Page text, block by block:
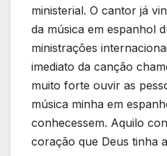
ministerial. O cantor já
da música em espanhol
ministrações
imediato da canção
muito forte ouvir as
música minha em
conhecessem. Aquilo
coração que Deus tinha